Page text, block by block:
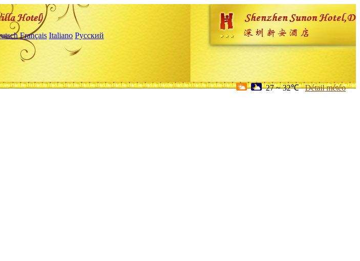
Français Italiano Русский
27 ~ 32℃ Détail météo